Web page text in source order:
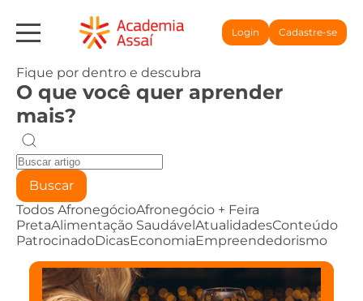
Login Cadastre-se
Fique por dentro e descubra
O que você quer aprender
mais?
Buscar
Todos AfronegócioAfronegócio + Feira
PretaAlimentação SaudávelAtualidadesConteúdo
PatrocinadoDicasEconomiaEmpreendedorismo